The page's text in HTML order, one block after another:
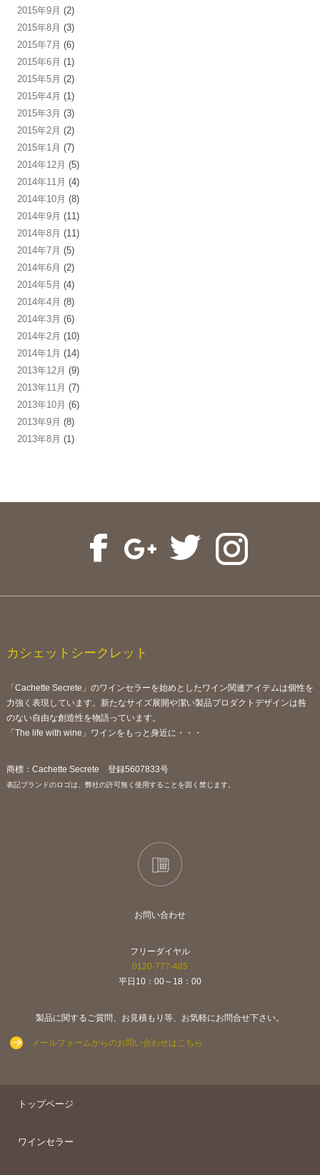
2015年9月 (2)
2015年8月 (3)
2015年7月 (6)
2015年6月 (1)
2015年5月 (2)
2015年4月 (1)
2015年3月 (3)
2015年2月 (2)
2015年1月 (7)
2014年12月 (5)
2014年11月 (4)
2014年10月 (8)
2014年9月 (11)
2014年8月 (11)
2014年7月 (5)
2014年6月 (2)
2014年5月 (4)
2014年4月 (8)
2014年3月 (6)
2014年2月 (10)
2014年1月 (14)
2013年12月 (9)
2013年11月 (7)
2013年10月 (6)
2013年9月 (8)
2013年8月 (1)
カシェットシークレット
「Cachette Secrete」のワインセラーを始めとしたワイン関連アイテムは個性を
力強く表現しています。新たなサイズ展開や潔い製品プロダクトデザインは咎
のない自由な創造性を物語っています。
「The life with wine」ワインをもっと身近に・・・
商標：Cachette Secrete 登録5607833号
表記ブランドのロゴは、弊社の許可無く使用することを固く禁じます。
お問い合わせ
フリーダイヤル
0120-777-485
平日10：00～18：00
製品に関するご質問、お見積もり等、お気軽にお問合せ下さい。
メールフォームからのお問い合わせはこちら
トップページ
ワインセラー